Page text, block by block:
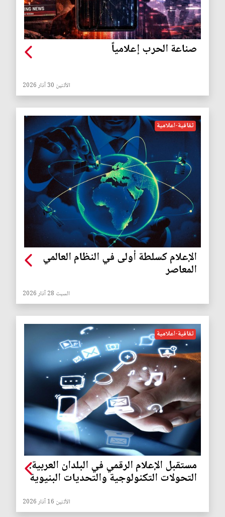
صناعة الحرب إعلامياً
الأثنين 30 آذار 2026
ثقافية-اعلامية
الإعلام كسلطة أولى في النظام العالمي
المعاصر
السبت 28 آذار 2026
ثقافية-اعلامية
مستقبل الإعلام الرقمي في البلدان العربية:
التحولات التكنولوجية والتحديات البنيوية
الأثنين 16 آذار 2026